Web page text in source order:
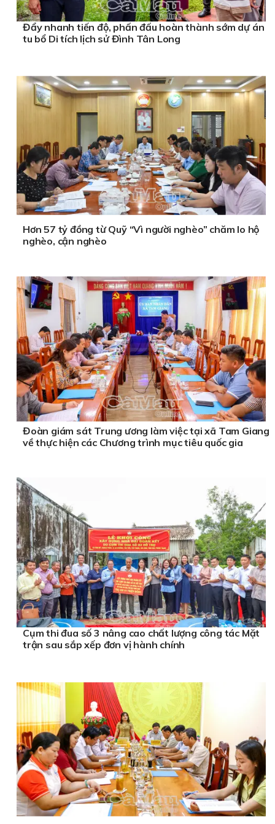
Đẩy nhanh tiến độ, phấn đấu hoàn thành sớm dự án
tu bổ Di tích lịch sử Đình Tân Long
Hơn 57 tỷ đồng từ Quỹ “Vì người nghèo” chăm lo hộ
nghèo, cận nghèo
Đoàn giám sát Trung ương làm việc tại xã Tam Giang
về thực hiện các Chương trình mục tiêu quốc gia
Cụm thi đua số 3 nâng cao chất lượng công tác Mặt
trận sau sắp xếp đơn vị hành chính